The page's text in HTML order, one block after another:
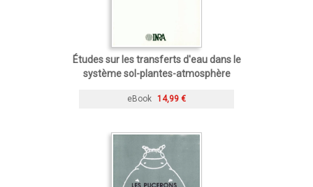
Études sur les transferts d'eau dans le
système sol-plantes-atmosphère
eBook 14,99 €